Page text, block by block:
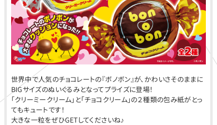
世界中で人気のチョコレートの『ボノボン』が、かわいさそのままに
BIGサイズのぬいぐるみとなってプライズに登場！
「クリーミークリーム」と「チョコクリーム」の２種類の包み紙がとっ
てもキュートです！
大きな一粒をぜひGETしてくださいね♪